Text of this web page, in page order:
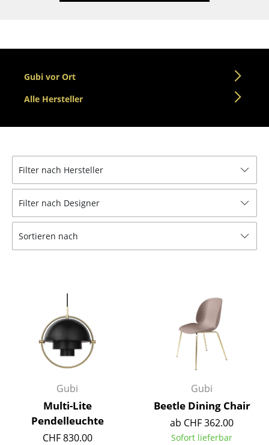
Aufbewahren
Wandregale
Sideboards & Kommoden
TV Möbel
Beistell- & Rollcontainer
Kleinaufbewahrung
Einzelteile
... alle Aufbewahrungsmöbel
Hängeleuchten & Deckenleuchten
Tischleuchten
Gubi vor Ort
Alle Hersteller
Filter nach Hersteller
Filter nach Designer
Sortieren nach
Gubi
Multi-Lite
Pendelleuchte
CHF 830.00
Gubi
Beetle Dining Chair
ab CHF 362.00
Sofort lieferbar